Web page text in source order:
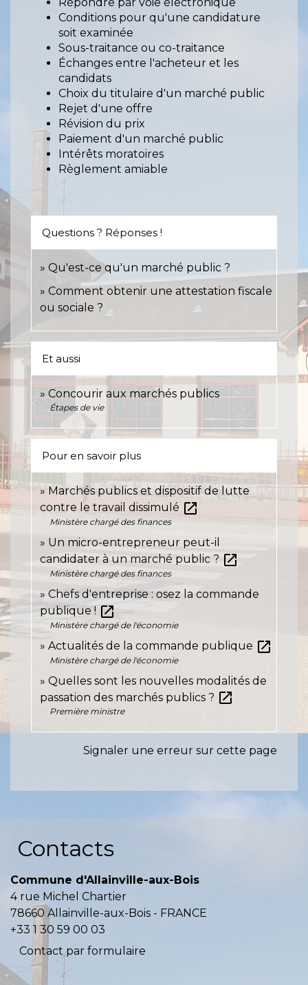
Répondre par voie électronique
Conditions pour qu'une candidature
soit examinée
Sous-traitance ou co-traitance
Échanges entre l'acheteur et les
candidats
Choix du titulaire d'un marché public
Rejet d'une offre
Révision du prix
Paiement d'un marché public
Intérêts moratoires
Règlement amiable
Questions ? Réponses !
Qu'est-ce qu'un marché public ?
Comment obtenir une attestation fiscale
ou sociale ?
Et aussi
Concourir aux marchés publics
Étapes de vie
Pour en savoir plus
Marchés publics et dispositif de lutte
contre le travail dissimulé open_in_new
Ministère chargé des finances
Un micro-entrepreneur peut-il
candidater à un marché public ? open_in_new
Ministère chargé des finances
Chefs d'entreprise : osez la commande
publique ! open_in_new
Ministère chargé de l'économie
Actualités de la commande publique open_in_new
Ministère chargé de l'économie
Quelles sont les nouvelles modalités de
passation des marchés publics ? open_in_new
Première ministre
Signaler une erreur sur cette page
Contacts
Commune d'Allainville-aux-Bois
4 rue Michel Chartier
78660 Allainville-aux-Bois - FRANCE
+33 1 30 59 00 03
Contact par formulaire